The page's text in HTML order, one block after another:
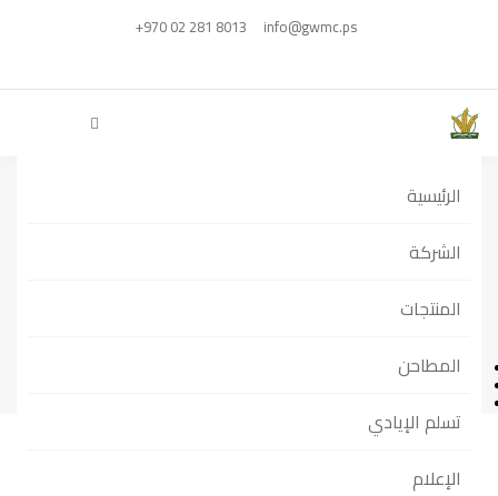
info@gwmc.ps
+970 02 281 8013
الرئيسية
الشركة
المنتجات
المطاحن
تسلم الإيادي
الإعلام
معجنات
الرئيسية